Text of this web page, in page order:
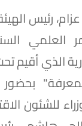
رئيس
العلمي
الذي أقيم
بحضور
للشئون